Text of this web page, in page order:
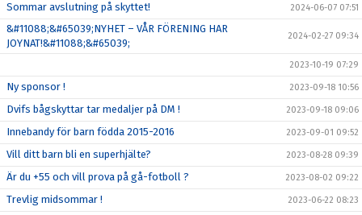
Sommar avslutning på skyttet! 2024-06-07 07:51
&#11088;&#65039;NYHET – VÅR FÖRENING HAR
JOYNAT!&#11088;&#65039;
2024-02-27 09:34
2023-10-19 07:29
Ny sponsor ! 2023-09-18 10:56
Dvifs bågskyttar tar medaljer på DM ! 2023-09-18 09:06
Innebandy för barn födda 2015-2016 2023-09-01 09:52
Vill ditt barn bli en superhjälte? 2023-08-28 09:39
Är du +55 och vill prova på gå-fotboll ? 2023-08-02 09:22
Trevlig midsommar ! 2023-06-22 08:23